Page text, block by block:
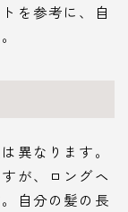
を参考に、自
異なります。
が、ロングヘ
自分の髪の長